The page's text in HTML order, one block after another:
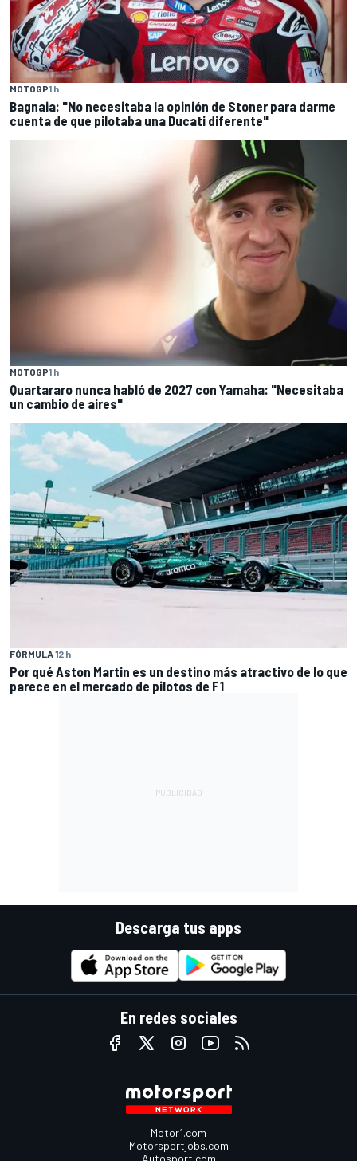
MOTOGP1 h
Bagnaia: "No necesitaba la opinión de Stoner para darme
cuenta de que pilotaba una Ducati diferente"
MOTOGP1 h
Quartararo nunca habló de 2027 con Yamaha: "Necesitaba
un cambio de aires"
FÓRMULA 12 h
Por qué Aston Martin es un destino más atractivo de lo que
parece en el mercado de pilotos de F1
Descarga tus apps
En redes sociales
Motor1.com
Motorsportjobs.com
Autosport.com